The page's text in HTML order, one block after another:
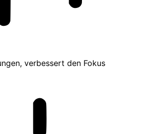
verbessert den Fokus